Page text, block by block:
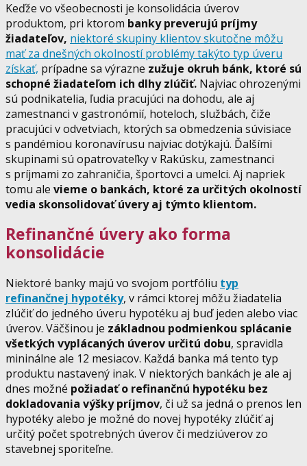
Keďže vo všeobecnosti je konsolidácia úverov
produktom, pri ktorom banky preverujú príjmy
žiadateľov, niektoré skupiny klientov skutočne môžu
mať za dnešných okolností problémy takýto typ úveru
získať, prípadne sa výrazne zužuje okruh bánk, ktoré sú
schopné žiadateľom ich dlhy zlúčiť. Najviac ohrozenými
sú podnikatelia, ľudia pracujúci na dohodu, ale aj
zamestnanci v gastronómií, hoteloch, službách, čiže
pracujúci v odvetviach, ktorých sa obmedzenia súvisiace
s pandémiou koronavírusu najviac dotýkajú. Ďalšími
skupinami sú opatrovateľky v Rakúsku, zamestnanci
s príjmami zo zahraničia, športovci a umelci. Aj napriek
tomu ale vieme o bankách, ktoré za určitých okolností
vedia skonsolidovať úvery aj týmto klientom.
Refinančné úvery ako forma
konsolidácie
Niektoré banky majú vo svojom portfóliu typ
refinančnej hypotéky, v rámci ktorej môžu žiadatelia
zlúčiť do jedného úveru hypotéku aj buď jeden alebo viac
úverov. Väčšinou je základnou podmienkou splácanie
všetkých vyplácaných úverov určitú dobu, spravidla
mininálne ale 12 mesiacov. Každá banka má tento typ
produktu nastavený inak. V niektorých bankách je ale aj
dnes možné požiadať o refinančnú hypotéku bez
dokladovania výšky príjmov, či už sa jedná o prenos len
hypotéky alebo je možné do novej hypotéky zlúčiť aj
určitý počet spotrebných úverov či medziúverov zo
stavebnej sporiteľne.